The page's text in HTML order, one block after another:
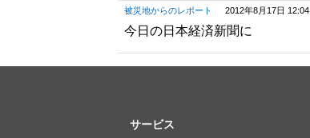
被災地からのレポート 2012年8月17日 12:04
今日の日本経済新聞に
サービス